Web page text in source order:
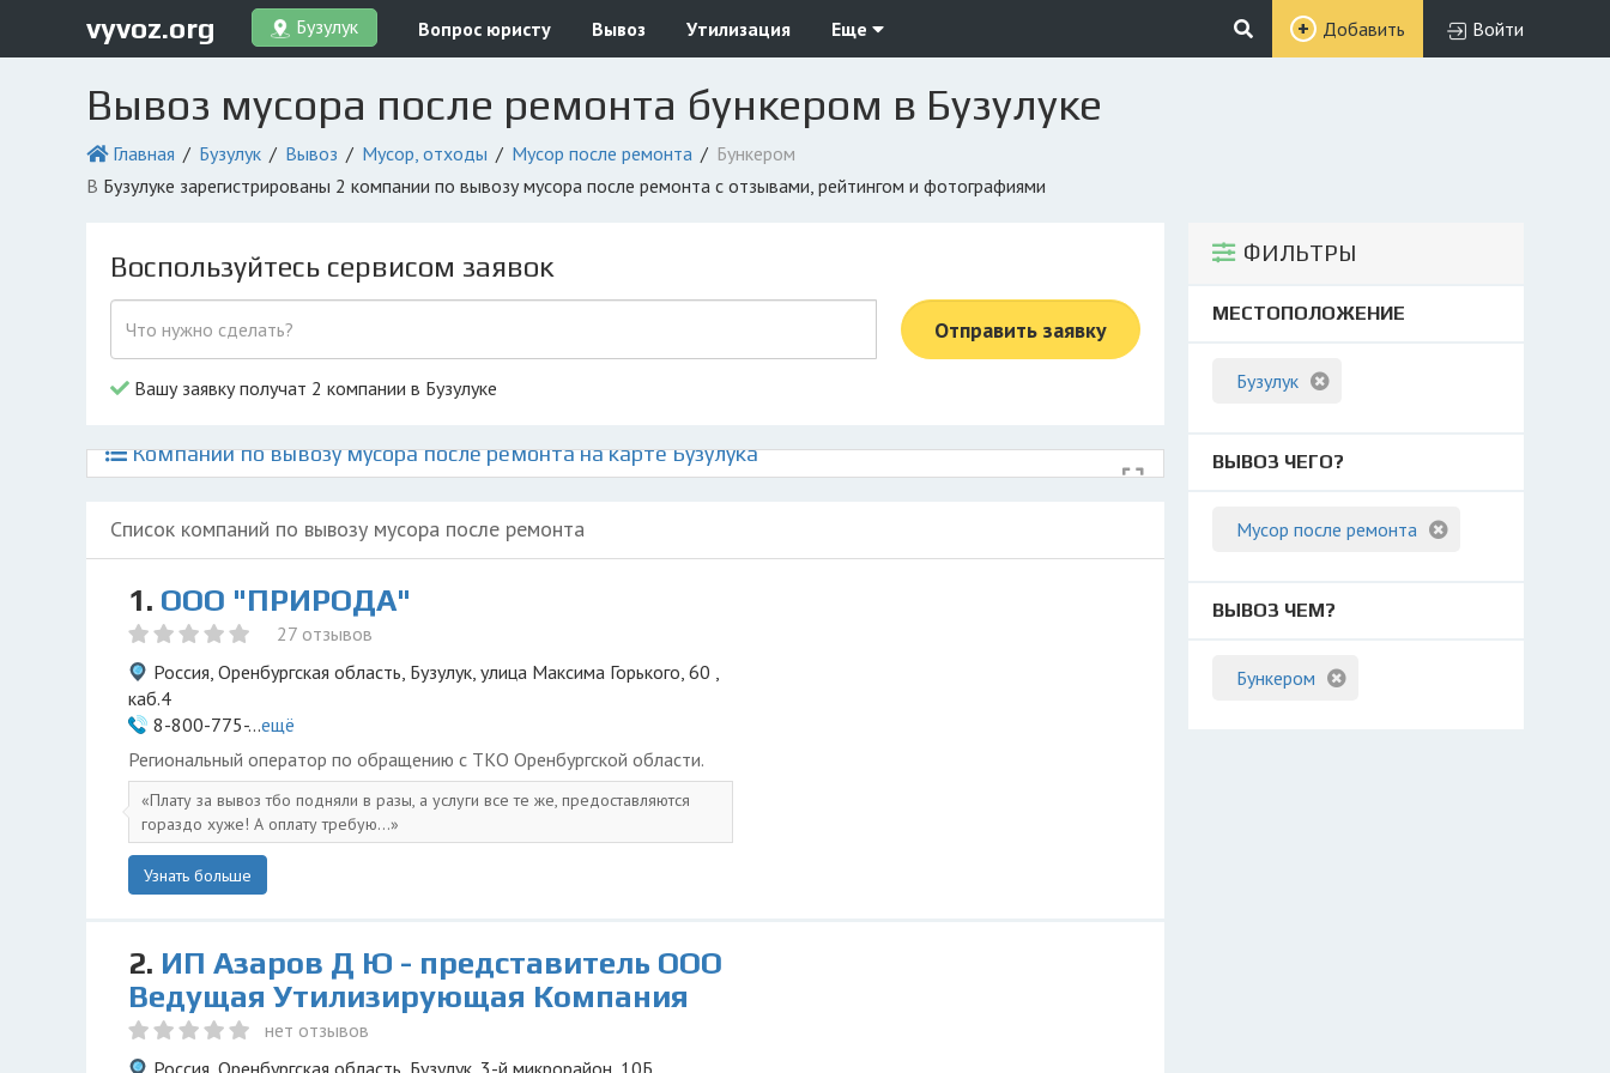
vyvoz.org Бузулук Вопрос юристу Вывоз Утилизация Еще Добавить Войти
Вывоз мусора после ремонта бункером в Бузулуке
Главная Бузулук Вывоз Мусор, отходы Мусор после ремонта
Бункером
в Бузулуке зарегистрированы 2 компании по вывозу мусора после ремонта с отзывами, рейтингом и фотографиями
ФИЛЬТРЫ
МЕСТОПОЛОЖЕНИЕ
Бузулук
ВЫВОЗ ЧЕГО?
Мусор после ремонта
ВЫВОЗ ЧЕМ?
Бункером
Воспользуйтесь сервисом заявок
Отправить заявку
Вашу заявку получат 2 компании в Бузулуке
Компании по вывозу мусора после ремонта на карте Бузулука
Список компаний по вывозу мусора после ремонта
1. ООО "ПРИРОДА"
27 отзывов
Россия, Оренбургская область, Бузулук, улица Максима Горького, 60 ,
каб.4
8-800-775-...ещё
Региональный оператор по обращению с ТКО Оренбургской области.
Плату за вывоз тбо подняли в разы, а услуги все те же, предоставляются
гораздо хуже! А оплату требую...
Узнать больше
2. ИП Азаров Д Ю - представитель ООО
Ведущая Утилизирующая Компания
нет отзывов
Россия, Оренбургская область, Бузулук, 3-й микрорайон, 10Б